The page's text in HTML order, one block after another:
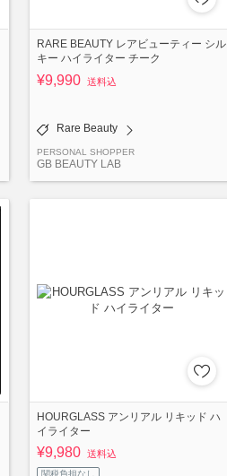
RARE BEAUTY レアビューティー シル
キー ハイライター チーク
¥9,990 送料込
Rare Beauty
PERSONAL SHOPPER
GB BEAUTY LAB
HOURGLASS アンリアル リキッド ハ
イライター
¥9,980 送料込